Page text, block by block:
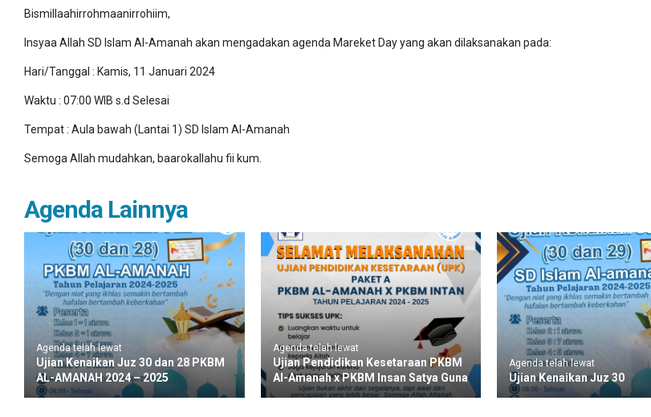
Bismillaahirrohmaanirrohiim,
Insyaa Allah SD Islam Al-Amanah akan mengadakan agenda Mareket Day yang akan dilaksanakan pada:
Hari/Tanggal : Kamis, 11 Januari 2024
Waktu : 07:00 WIB s.d Selesai
Tempat : Aula bawah (Lantai 1) SD Islam Al-Amanah
Semoga Allah mudahkan, baarokallahu fii kum.
Agenda Lainnya
Agenda telah lewat
Ujian Kenaikan Juz 30 dan 28 PKBM
AL-AMANAH 2024 – 2025
Agenda telah lewat
Ujian Pendidikan Kesetaraan PKBM
Al-Amanah x PKBM Insan Satya Guna
Agenda telah lewat
Ujian Kenaikan Juz 30